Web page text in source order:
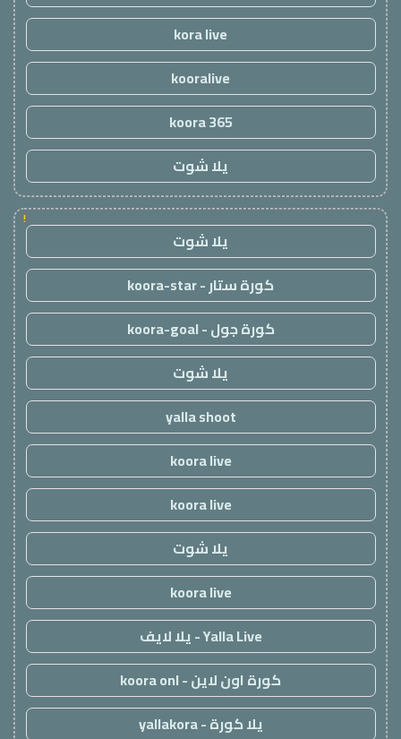
kora live
kooralive
koora 365
يلا شوت
!
يلا شوت
كورة ستار - koora-star
كورة جول - koora-goal
يلا شوت
yalla shoot
koora live
koora live
يلا شوت
koora live
Yalla Live - يلا لايف
كورة اون لاين - koora onl
يلا كورة - yallakora